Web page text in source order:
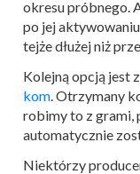
okresu próbnego.
po jej
tejże dłużej niż
Kolejną opcją jest
kom. Otrzymany
robimy to z grami,
automatycznie
Niektórzy